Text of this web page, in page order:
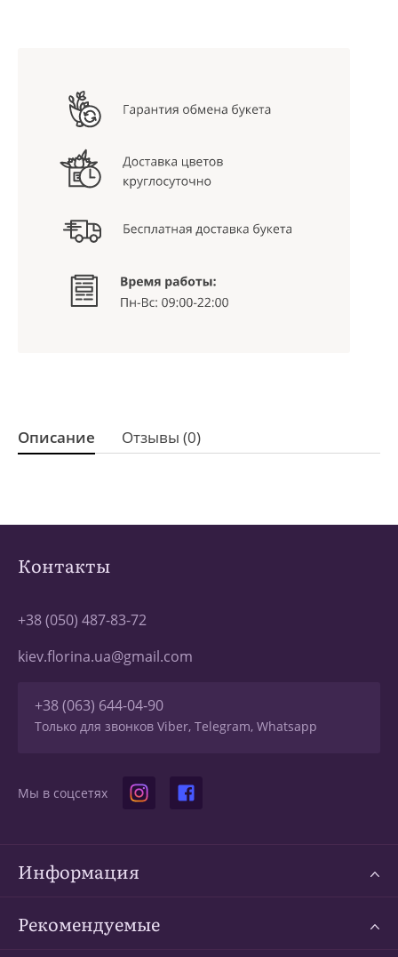
Описание Отзывы (0)
Контакты
+38 (050) 487-83-72
kiev.florina.ua@gmail.com
+38 (063) 644-04-90
Только для звонков Viber, Telegram, Whatsapp
Мы в соцсетях
Информация
Рекомендуемые